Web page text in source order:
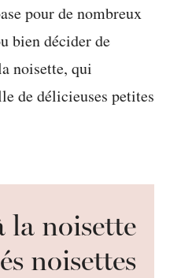
pour de nombreux
bien décider de
noisette, qui
de délicieuses petites
la noisette
noisettes